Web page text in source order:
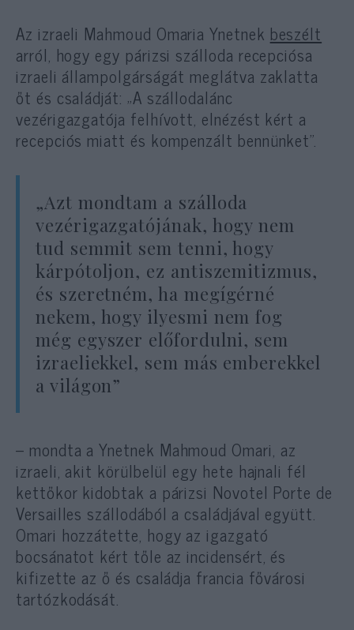
Az izraeli Mahmoud Omaria Ynetnek beszélt
arról, hogy egy párizsi szálloda recepciósa
izraeli állampolgárságát meglátva zaklatta
őt és családját: „A szállodalánc
vezérigazgatója felhívott, elnézést kért a
recepciós miatt és kompenzált bennünket”.
„Azt mondtam a szálloda
vezérigazgatójának, hogy nem
tud semmit sem tenni, hogy
kárpótoljon, ez antiszemitizmus,
és szeretném, ha megígérné
nekem, hogy ilyesmi nem fog
még egyszer előfordulni, sem
izraeliekkel, sem más emberekkel
a világon”
– mondta a Ynetnek Mahmoud Omari, az
izraeli, akit körülbelül egy hete hajnali fél
kettőkor kidobtak a párizsi Novotel Porte de
Versailles szállodából a családjával együtt.
Omari hozzátette, hogy az igazgató
bocsánatot kért tőle az incidensért, és
kifizette az ő és családja francia fővárosi
tartózkodását.